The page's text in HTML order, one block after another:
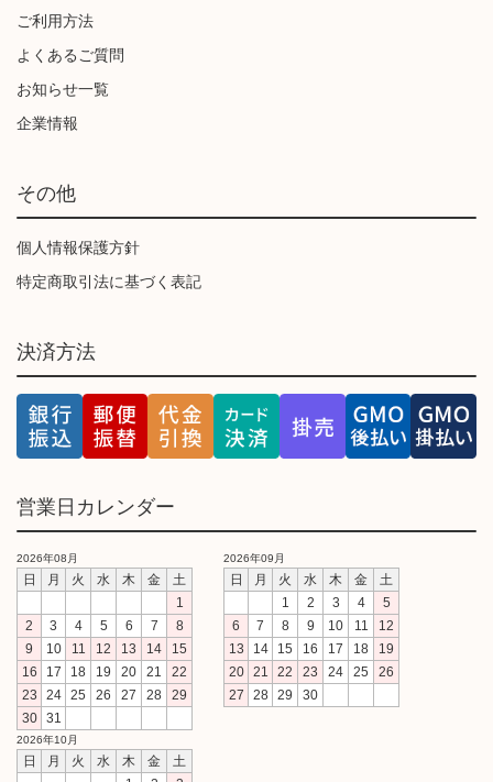
ご利用方法
よくあるご質問
お知らせ一覧
企業情報
その他
個人情報保護方針
特定商取引法に基づく表記
決済方法
営業日カレンダー
2026年08月
日 月 火 水 木 金
土
1
2
3 4 5 6 7
8
9
10 11 12 13 14
15
16
17 18 19 20 21
22
23
24 25 26 27 28
29
30
31
2026年09月
日 月 火 水 木 金
土
1
2 3 4
5
6
7 8 9 10 11
12
13
14 15 16 17 18
19
20
21 22 23 24 25
26
27
28 29 30
2026年10月
日 月 火 水 木 金
土